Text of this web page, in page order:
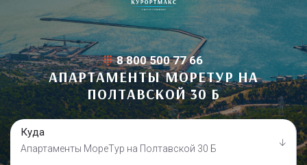
8 800 500 77 66
АПАРТАМЕНТЫ МОРЕТУР НА
ПОЛТАВСКОЙ 30 Б
Куда
Апартаменты МореТур на Полтавской 30 Б